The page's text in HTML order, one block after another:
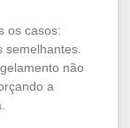
os casos:
não
a